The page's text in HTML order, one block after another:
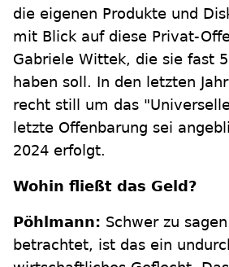
die eigenen Produkte und
mit Blick auf diese Privat-
Gabriele Wittek, die sie fast
haben soll. In den letzten
recht still um das
letzte Offenbarung sei
2024 erfolgt.
Wohin fließt das Geld?
Pöhlmann: Schwer zu
betrachtet, ist das ein